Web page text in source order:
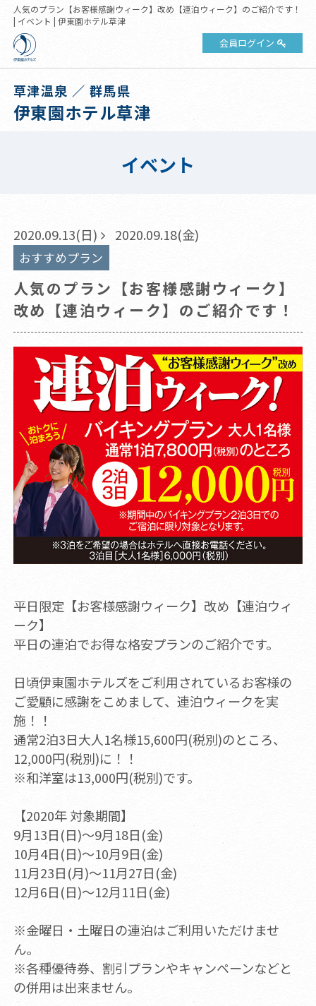
人気のプラン【お客様感謝ウィーク】改め【連泊ウィーク】のご紹介です！
| イベント | 伊東園ホテル草津
会員ログイン
草津温泉 ／ 群馬県
伊東園ホテル草津
イベント
2020.09.13(日) 2020.09.18(金)
おすすめプラン
人気のプラン【お客様感謝ウィーク】
改め【連泊ウィーク】のご紹介です！
平日限定【お客様感謝ウィーク】改め【連泊ウィ
ーク】
平日の連泊でお得な格安プランのご紹介です。
日頃伊東園ホテルズをご利用されているお客様の
ご愛顧に感謝をこめまして、連泊ウィークを実
施！！
通常2泊3日大人1名様15,600円(税別)のところ、
12,000円(税別)に！！
※和洋室は13,000円(税別)です。
【2020年 対象期間】
9月13日(日)～9月18日(金)
10月4日(日)～10月9日(金)
11月23日(月)～11月27日(金)
12月6日(日)～12月11日(金)
※金曜日・土曜日の連泊はご利用いただけませ
ん。
※各種優待券、割引プランやキャンペーンなどと
の併用は出来ません。